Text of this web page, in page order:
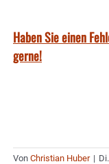
Haben Sie einen
gerne!
Von Christian Huber |